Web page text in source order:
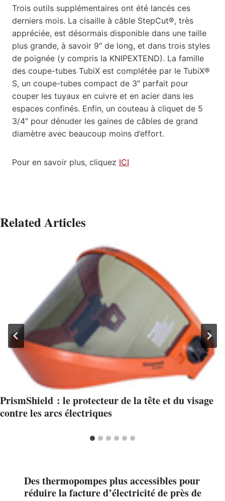
Trois outils supplémentaires ont été lancés ces
derniers mois. La cisaille à câble StepCut®, très
appréciée, est désormais disponible dans une taille
plus grande, à savoir 9″ de long, et dans trois styles
de poignée (y compris la KNIPEXTEND). La famille
des coupe-tubes TubiX est complétée par le TubiX®
S, un coupe-tubes compact de 3″ parfait pour
couper les tuyaux en cuivre et en acier dans les
espaces confinés. Enfin, un couteau à cliquet de 5
3/4″ pour dénuder les gaines de câbles de grand
diamètre avec beaucoup moins d’effort.
Pour en savoir plus, cliquez ICI
Related Articles
PrismShield : le protecteur de la tête et du visage
contre les arcs électriques
Des thermopompes plus accessibles pour
réduire la facture d’électricité de près de